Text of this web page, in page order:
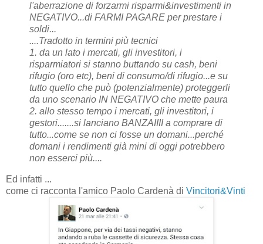
l'aberrazione di forzarmi risparmi&investimenti in
NEGATIVO...di FARMI PAGARE per prestare i
soldi...
....Tradotto in termini più tecnici
1. da un lato i mercati, gli investitori, i
risparmiatori si stanno buttando su cash, beni
rifugio (oro etc), beni di consumo/di rifugio...e su
tutto quello che può (potenzialmente) proteggerli
da uno scenario IN NEGATIVO che mette paura
2. allo stesso tempo i mercati, gli investitori, i
gestori.......si lanciano BANZAIIII a comprare di
tutto...come se non ci fosse un domani...perché
domani i rendimenti già mini di oggi potrebbero
non esserci più....
Ed infatti ...
come ci racconta l'amico Paolo Cardenà di Vincitori&Vinti